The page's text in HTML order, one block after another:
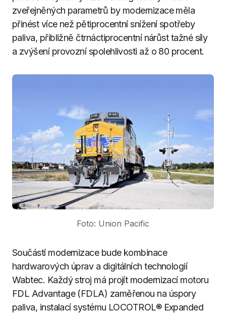
zveřejněných parametrů by modernizace měla
přinést více než pětiprocentní snížení spotřeby
paliva, přibližně čtrnáctiprocentní nárůst tažné síly
a zvýšení provozní spolehlivosti až o 80 procent.
Foto: Union Pacific
Součástí modernizace bude kombinace
hardwarových úprav a digitálních technologií
Wabtec. Každý stroj má projít modernizací motoru
FDL Advantage (FDLA) zaměřenou na úspory
paliva, instalací systému LOCOTROL® Expanded